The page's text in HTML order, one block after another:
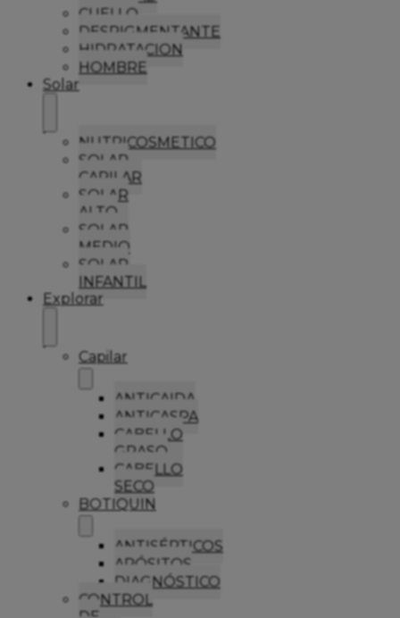
CUELLO
DESPIGMENTANTE
HIDRATACION
HOMBRE
Solar
NUTRICOSMETICO
SOLAR
CAPILAR
SOLAR
ALTO
SOLAR
MEDIO
SOLAR
INFANTIL
Explorar
Capilar
ANTICAIDA
ANTICASPA
CABELLO
GRASO
CABELLO
SECO
BOTIQUIN
ANTISÉPTICOS
APÓSITOS
DIAGNÓSTICO
CONTROL